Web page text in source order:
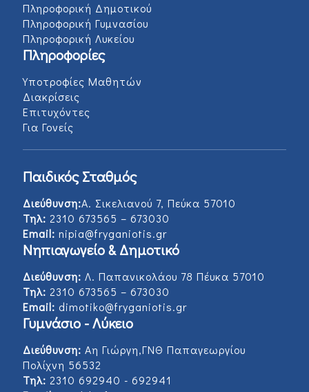
Πληροφορική Δημοτικού
Πληροφορική Γυμνασίου
Πληροφορική Λυκείου
Πληροφορίες
Υποτροφίες Μαθητών
Διακρίσεις
Επιτυχόντες
Για Γονείς
Παιδικός Σταθμός
Διεύθυνση:Α. Σικελιανού 7, Πεύκα 57010
Τηλ: 2310 673565 – 673030
Email: nipia@fryganiotis.gr
Νηπιαγωγείο & Δημοτικό
Διεύθυνση: Λ. Παπανικολάου 78 Πέυκα 57010
Τηλ: 2310 673565 – 673030
Email: dimotiko@fryganiotis.gr
Γυμνάσιο - Λύκειο
Διεύθυνση: Αη Γιώργη,ΓΝΘ Παπαγεωργίου
Πολίχνη 56532
Τηλ: 2310 692940 - 692941